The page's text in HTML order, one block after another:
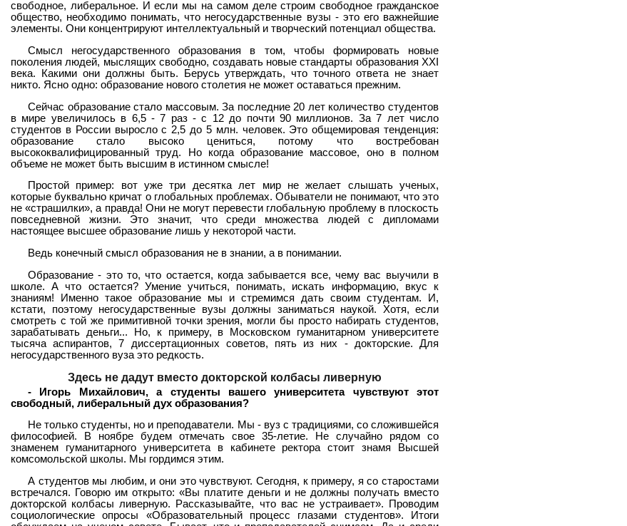
свободное, либеральное. И если мы на самом деле строим свободное гражданское
общество, необходимо понимать, что негосударственные вузы - это его важнейшие
элементы. Они концентрируют интеллектуальный и творческий потенциал общества.
Смысл негосударственного образования в том, чтобы формировать новые
поколения людей, мыслящих свободно, создавать новые стандарты образования XXI
века. Какими они должны быть. Берусь утверждать, что точного ответа не знает
никто. Ясно одно: образование нового столетия не может оставаться прежним.
Сейчас образование стало массовым. За последние 20 лет количество студентов
в мире увеличилось в 6,5 - 7 раз - с 12 до почти 90 миллионов. За 7 лет число
студентов в России выросло с 2,5 до 5 млн. человек. Это общемировая тенденция:
образование стало высоко цениться, потому что востребован
высококвалифицированный труд. Но когда образование массовое, оно в полном
объеме не может быть высшим в истинном смысле!
Простой пример: вот уже три десятка лет мир не желает слышать ученых,
которые буквально кричат о глобальных проблемах. Обыватели не понимают, что это
не «страшилки», а правда! Они не могут перевести глобальную проблему в плоскость
повседневной жизни. Это значит, что среди множества людей с дипломами
настоящее высшее образование лишь у некоторой части.
Ведь конечный смысл образования не в знании, а в понимании.
Образование - это то, что остается, когда забывается все, чему вас выучили в
школе. А что остается? Умение учиться, понимать, искать информацию, вкус к
знаниям! Именно такое образование мы и стремимся дать своим студентам. И,
кстати, поэтому негосударственные вузы должны заниматься наукой. Хотя, если
смотреть с той же примитивной точки зрения, могли бы просто набирать студентов,
зарабатывать деньги... Но, к примеру, в Московском гуманитарном университете
тысяча аспирантов, 7 диссертационных советов, пять из них - докторские. Для
негосударственного вуза это редкость.
Здесь не дадут вместо докторской колбасы ливерную
- Игорь Михайлович, а студенты вашего университета чувствуют этот
свободный, либеральный дух образования?
Не только студенты, но и преподаватели. Мы - вуз с традициями, со сложившейся
философией. В ноябре будем отмечать свое 35-летие. Не случайно рядом со
знаменем гуманитарного университета в кабинете ректора стоит знамя Высшей
комсомольской школы. Мы гордимся этим.
А студентов мы любим, и они это чувствуют. Сегодня, к примеру, я со старостами
встречался. Говорю им открыто: «Вы платите деньги и не должны получать вместо
докторской колбасы ливерную. Рассказывайте, что вас не устраивает». Проводим
социологические опросы «Образовательный процесс глазами студентов». Итоги